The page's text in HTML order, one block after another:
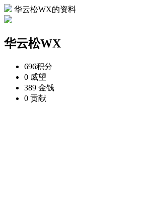
华云松WX的资料
华云松WX
696积分
0 威望
389 金钱
0 贡献